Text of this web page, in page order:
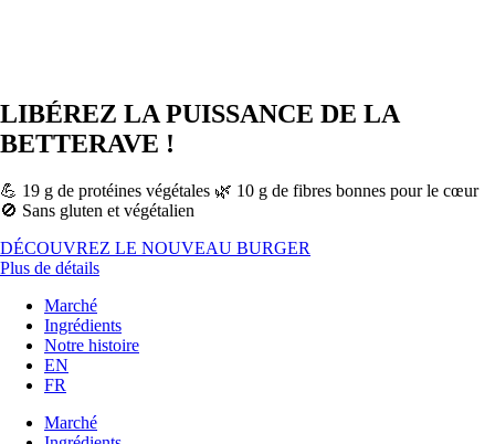
LIBÉREZ LA PUISSANCE DE LA
BETTERAVE !
💪 19 g de protéines végétales 🌿 10 g de fibres bonnes pour le cœur
🚫 Sans gluten et végétalien
DÉCOUVREZ LE NOUVEAU BURGER
Plus de détails
Marché
Ingrédients
Notre histoire
EN
FR
Marché